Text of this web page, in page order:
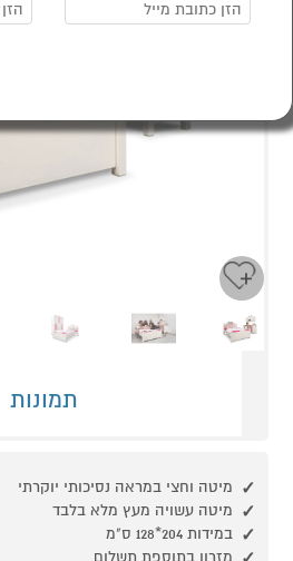
תמונות
מיטה וחצי במראה נסיכותי יוקרתי
מיטה עשויה מעץ מלא בלבד
במידות 204*128 ס"מ
מזרון בתוספת תשלום